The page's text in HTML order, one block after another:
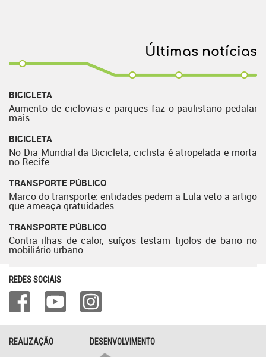
Últimas notícias
BICICLETA
Aumento de ciclovias e parques faz o paulistano pedalar
mais
BICICLETA
No Dia Mundial da Bicicleta, ciclista é atropelada e morta
no Recife
TRANSPORTE PÚBLICO
Marco do transporte: entidades pedem a Lula veto a artigo
que ameaça gratuidades
TRANSPORTE PÚBLICO
Contra ilhas de calor, suíços testam tijolos de barro no
mobiliário urbano
REDES SOCIAIS
REALIZAÇÃO DESENVOLVIMENTO